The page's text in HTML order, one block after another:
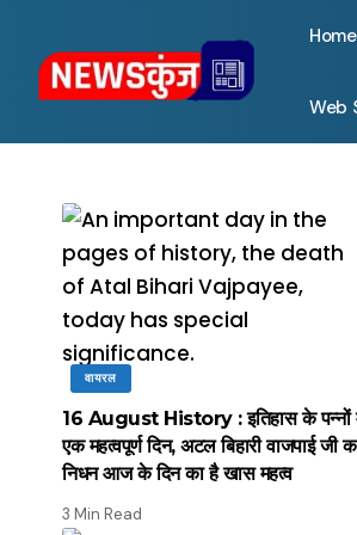
Web
वायरल
16 August History : इतिहास के पन्नों
एक महत्वपूर्ण दिन, अटल बिहारी वाजपाई जी
निधन आज के दिन का है खास महत्व
3 Min Read